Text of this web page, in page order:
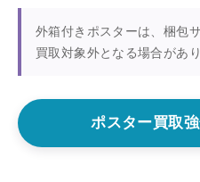
外箱付きポスターは、梱包
買取対象外となる場合があり
ポスター買取